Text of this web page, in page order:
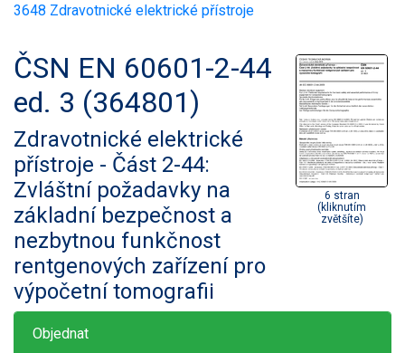
3648 Zdravotnické elektrické přístroje
ČSN EN 60601-2-44
ed. 3 (364801)
Zdravotnické elektrické
přístroje - Část 2-44:
Zvláštní požadavky na
základní bezpečnost a
nezbytnou funkčnost
rentgenových zařízení pro
výpočetní tomografii
6 stran
(kliknutím
zvětšíte)
Objednat